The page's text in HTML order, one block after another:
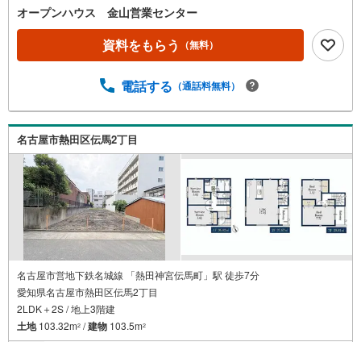
にご連絡ください！現地を見学される場合は「室内・現地
を見学する（無料）」ボタンよりご希望の日時をご記入い
ただけますとスムーズにご案内が可能です。◎現地のご案
内について・平日や夜遅い時間帯もご案内が可能 ※定休日
たします。・車でご自宅や最寄り駅等、ご指定の場所まで
個別FP相談会 無料物件のご紹介だけでなく住宅ローン・
資金のご相談、まずは家探しについて話を聞きたいという
方も大歓迎です！年間8000棟以上の限定物件を発表してい
るオープンハウスだから出会える物件が多数ございます。
ぜひお気軽にご連絡・ご相談ください！※限定物件:当社の
み、もしくは当社を含めた数社でのみご紹介可能なオープ
ンハウス・ディベロップメントの物件
オープンハウス 金山営業センター
資料をもらう （無料）
電話する （通話料無料）
名古屋市熱田区伝馬2丁目
名古屋市営地下鉄名城線 「熱田神宮伝馬町」駅 徒歩7分
愛知県名古屋市熱田区伝馬2丁目
2LDK＋2S / 地上3階建
土地103.32m2 /建物 103.5m2